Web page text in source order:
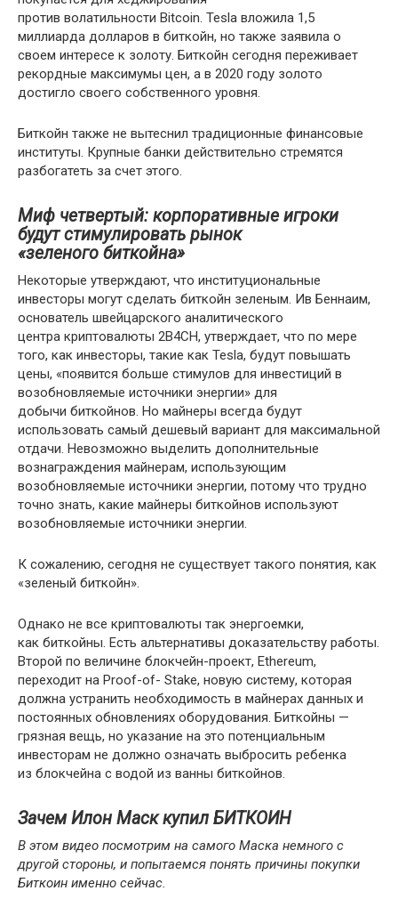
против волатильности Bitcoin. Tesla вложила 1,5
миллиарда долларов в биткойн, но также заявила о
своем интересе к золоту. Биткойн сегодня переживает
рекордные максимумы цен, а в 2020 году золото
достигло своего собственного уровня.
Биткойн также не вытеснил традиционные финансовые
институты. Крупные банки действительно стремятся
разбогатеть за счет этого.
Миф четвертый: корпоративные игроки
будут стимулировать рынок
«зеленого биткойна»
Некоторые утверждают, что институциональные
инвесторы могут сделать биткойн зеленым. Ив Беннаим,
основатель швейцарского аналитического
центра криптовалюты 2B4CH, утверждает, что по мере
того, как инвесторы, такие как Tesla, будут повышать
цены, «появится больше стимулов для инвестиций в
возобновляемые источники энергии» для
добычи биткойнов. Но майнеры всегда будут
использовать самый дешевый вариант для максимальной
отдачи. Невозможно выделить дополнительные
вознаграждения майнерам, использующим
возобновляемые источники энергии, потому что трудно
точно знать, какие майнеры биткойнов используют
возобновляемые источники энергии.
К сожалению, сегодня не существует такого понятия, как
«зеленый биткойн».
Однако не все криптовалюты так энергоемки,
как биткойны. Есть альтернативы доказательству работы.
Второй по величине блокчейн-проект, Ethereum,
переходит на Proof-of- Stake, новую систему, которая
должна устранить необходимость в майнерах данных и
постоянных обновлениях оборудования. Биткойны —
грязная вещь, но указание на это потенциальным
инвесторам не должно означать выбросить ребенка
из блокчейна с водой из ванны биткойнов.
Зачем Илон Маск купил БИТКОИН
В этом видео посмотрим на самого Маска немного с
другой стороны, и попытаемся понять причины покупки
Биткоин именно сейчас.